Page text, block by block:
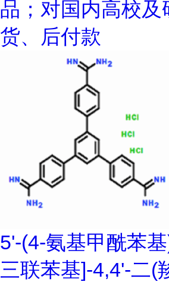
品；对国内高校及
货、后付款
5'-(4-氨基甲酰苯
三联苯基]-4,4'-二(